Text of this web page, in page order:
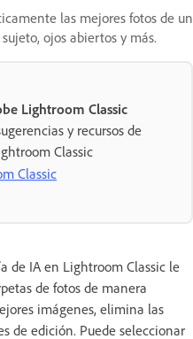
las mejores fotos de un
ojos abiertos y más.
Lightroom Classic
y recursos de
Classic
Classic
de IA en Lightroom Classic le
de fotos de manera
imágenes, elimina las
de edición. Puede seleccionar